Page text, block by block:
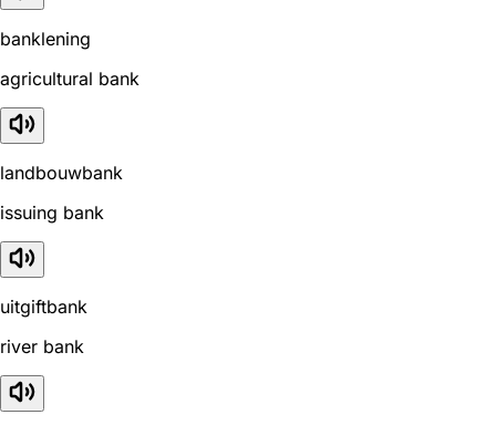
banklening
agricultural bank
landbouwbank
issuing bank
uitgiftbank
river bank